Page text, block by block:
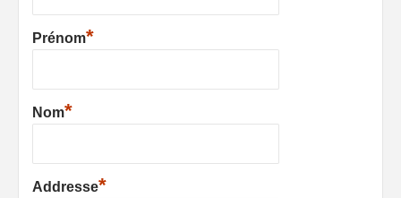
Prénom*
Nom*
Addresse*